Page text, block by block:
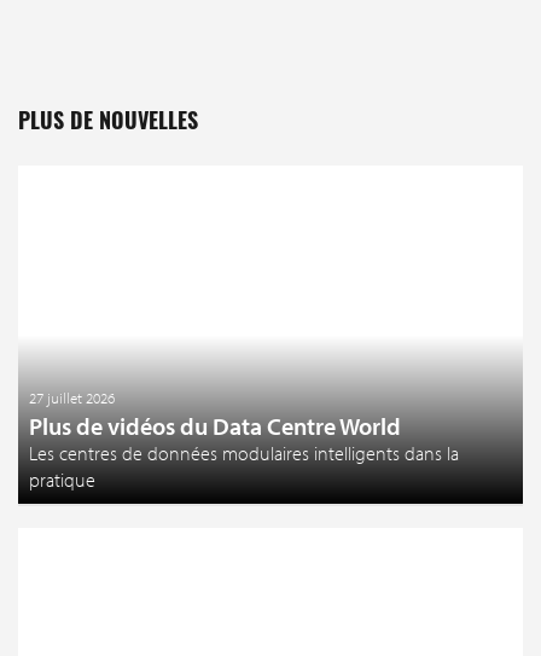
PLUS DE NOUVELLES
27 juillet 2026
Plus de vidéos du Data Centre World
Les centres de données modulaires intelligents dans la
pratique